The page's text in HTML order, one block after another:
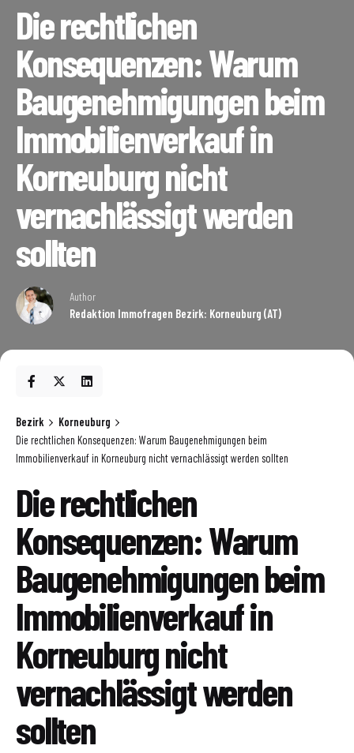
Die rechtlichen
Konsequenzen: Warum
Baugenehmigungen beim
Immobilienverkauf in
Korneuburg nicht
vernachlässigt werden
sollten
Author
Redaktion Immofragen Bezirk: Korneuburg (AT)
Bezirk
Korneuburg
Die rechtlichen Konsequenzen: Warum Baugenehmigungen beim
Immobilienverkauf in Korneuburg nicht vernachlässigt werden sollten
Die rechtlichen
Konsequenzen: Warum
Baugenehmigungen beim
Immobilienverkauf in
Korneuburg nicht
vernachlässigt werden
sollten